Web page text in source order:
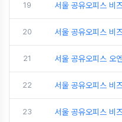
19 서울 공유오피스 비
20 서울 공유오피스 비
21 서울 공유오피스 오
22 서울 공유오피스 비
23 서울 공유오피스 비